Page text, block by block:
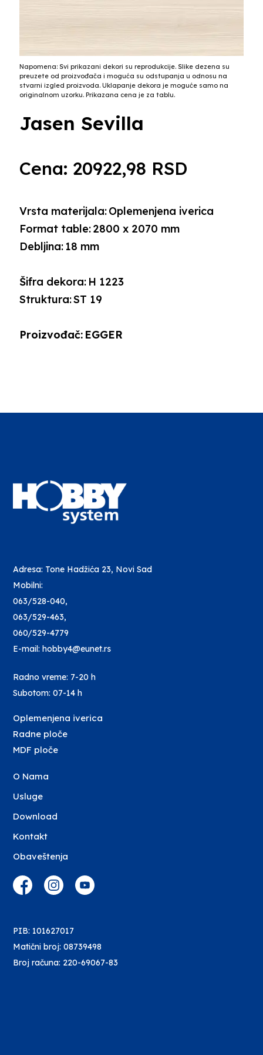
Napomena: Svi prikazani dekori su reprodukcije. Slike dezena su
preuzete od proizvođača i moguća su odstupanja u odnosu na
stvarni izgled proizvoda. Uklapanje dekora je moguće samo na
originalnom uzorku. Prikazana cena je za tablu.
Jasen Sevilla
Cena: 20922,98 RSD
Debljina:18 mm
Format table:2800 x 2070 mm
Šifra dekora: H 1223
Vrsta materijala:Oplemenjena iverica
Struktura:ST 19
Proizvođač: EGGER
Adresa: Tone Hadžića 23, Novi Sad
Mobilni:
063/528-040,
063/529-463,
060/529-4779
E-mail: hobby4@eunet.rs
Radno vreme: 7-20 h
Subotom: 07-14 h
Oplemenjena iverica
Radne ploče
MDF ploče
O Nama
Usluge
Download
Kontakt
Obaveštenja
PIB: 101627017
Matični broj: 08739498
Broj računa: 220-69067-83